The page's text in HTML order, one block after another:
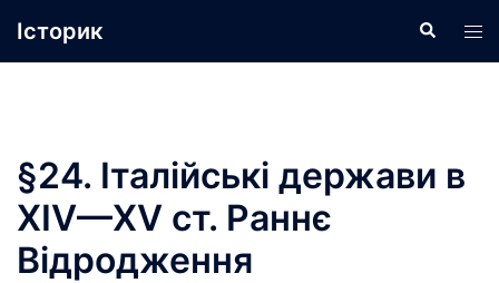
доІсторик Пошук
§24. Італійські держави в
XIV—XV ст. Раннє
Відродження